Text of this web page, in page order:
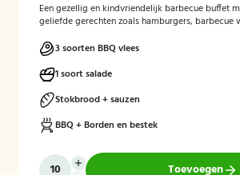
Een gezellig en kindvriendelijk barbecue buffet
geliefde gerechten zoals hamburgers, barbecue
en een frisse fruitsalade, plus een leuke
feestplezier.
3 soorten BBQ vlees
1 soort salade
Stokbrood + sauzen
BBQ + Borden en bestek
Toevoegen